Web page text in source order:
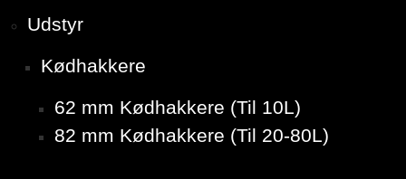
Udstyr
Kødhakkere
62 mm Kødhakkere (Til 10L)
82 mm Kødhakkere (Til 20-80L)